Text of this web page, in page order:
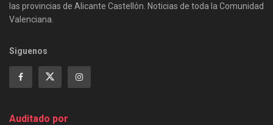
las provincias de Alicante Castellón. Noticias de toda la Comunidad
Valenciana.
Siguenos
Auditado por